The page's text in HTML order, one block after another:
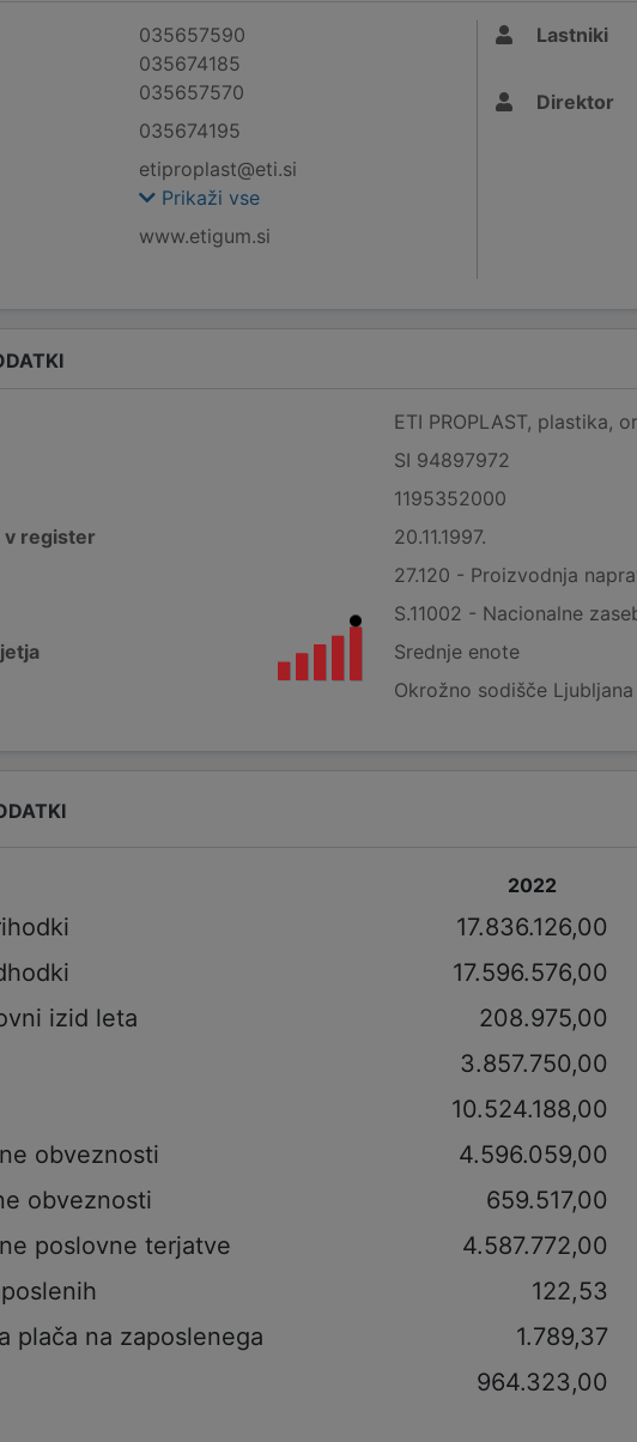
035657590
035674185
035657570
035674195
etiproplast@eti.si
Prikaži vse
www.etigum.si
Lastniki
Direktor
ETI PROPLAST, plastika,
SI 94897972
1195352000
v register
20.11.1997.
27.120 - Proizvodnja
S.11002 - Nacionalne
Srednje enote
Okrožno sodišče Ljubljana
2022
17.836.126,00
17.596.576,00
izid leta
208.975,00
3.857.750,00
10.524.188,00
obveznosti
4.596.059,00
obveznosti
659.517,00
poslovne terjatve
4.587.772,00
122,53
plača na zaposlenega
1.789,37
964.323,00